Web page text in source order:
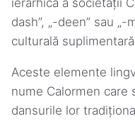
dash”, „-deen” sau
culturală
Aceste elemente
nume Calormen care
dansurile lor